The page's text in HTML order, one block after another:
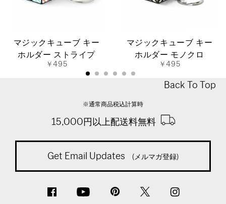
マジックキューブ キー
ホルダー ストライプ
￥495
マジックキューブ キー
ホルダー モノクロ
￥495
Back To Top
※通常商品税込計算時
15,000円以上配送料無料
Get Email Updates (メルマガ登録)